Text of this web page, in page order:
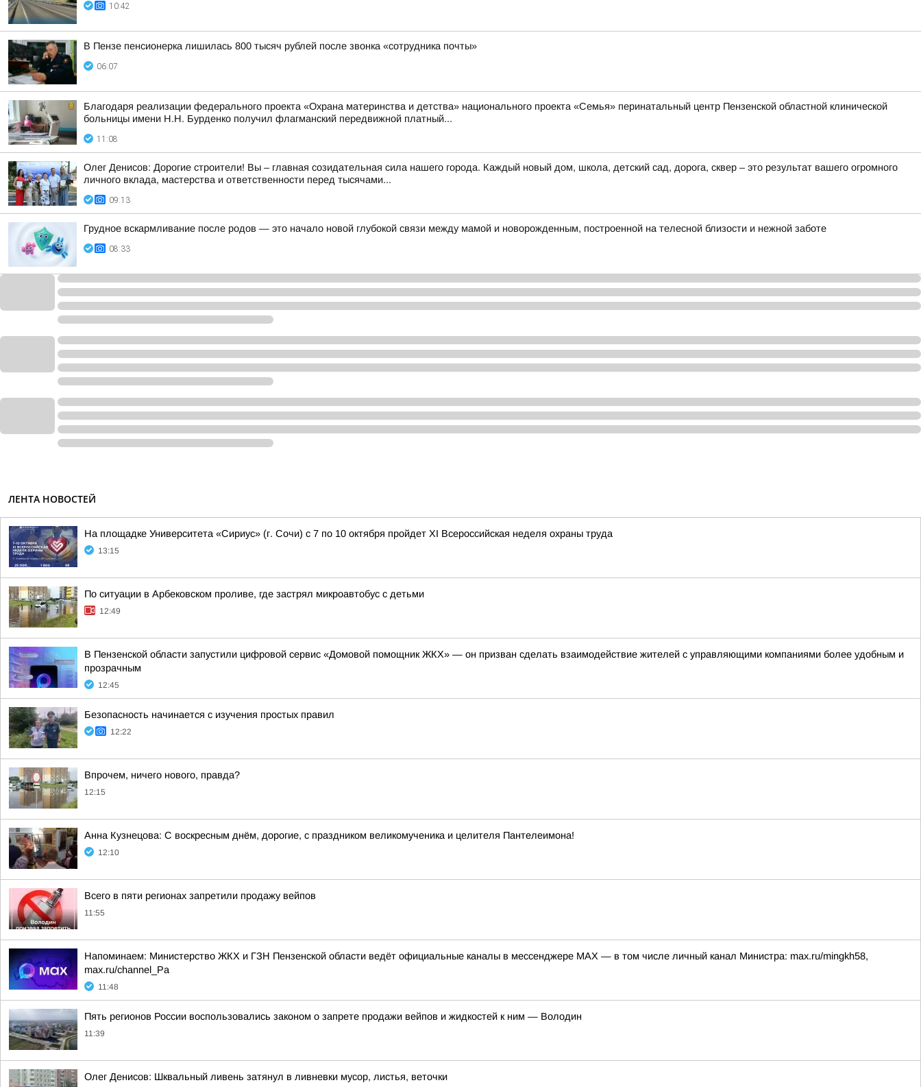
10:42
В Пензе пенсионерка лишилась 800 тысяч рублей после звонка «сотрудника почты»
06:07
Благодаря реализации федерального проекта «Охрана материнства и детства» национального проекта «Семья» перинатальный центр Пензенской областной клинической
больницы имени Н.Н. Бурденко получил флагманский передвижной платный...
11:08
Олег Денисов: Дорогие строители! Вы – главная созидательная сила нашего города. Каждый новый дом, школа, детский сад, дорога, сквер – это результат вашего огромного
личного вклада, мастерства и ответственности перед тысячами...
09:13
Грудное вскармливание после родов — это начало новой глубокой связи между мамой и новорожденным, построенной на телесной близости и нежной заботе
08:33
ЛЕНТА НОВОСТЕЙ
На площадке Университета «Сириус» (г. Сочи) с 7 по 10 октября пройдет XI Всероссийская неделя охраны труда
13:15
По ситуации в Арбековском проливе, где застрял микроавтобус с детьми
12:49
В Пензенской области запустили цифровой сервис «Домовой помощник ЖКХ» — он призван сделать взаимодействие жителей с управляющими компаниями более удобным и
прозрачным
12:45
Безопасность начинается с изучения простых правил
12:22
Впрочем, ничего нового, правда?
12:15
Анна Кузнецова: С воскресным днём, дорогие, с праздником великомученика и целителя Пантелеимона!
12:10
Всего в пяти регионах запретили продажу вейпов
11:55
Напоминаем: Министерство ЖКХ и ГЗН Пензенской области ведёт официальные каналы в мессенджере МАХ — в том числе личный канал Министра: max.ru/mingkh58,
max.ru/channel_Pa
11:48
Пять регионов России воспользовались законом о запрете продажи вейпов и жидкостей к ним — Володин
11:39
Олег Денисов: Шквальный ливень затянул в ливневки мусор, листья, веточки